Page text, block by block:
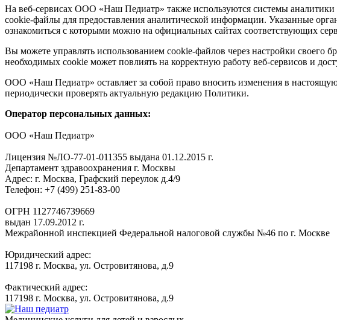
На веб-сервисах ООО «Наш Педиатр» также используются системы
cookie-файлы для предоставления аналитической информации. Указанные
ознакомиться с которыми можно на официальных сайтах соответствующих
Вы можете управлять использованием cookie-файлов через настройки своего
необходимых cookie может повлиять на корректную работу веб-сервисов и
ООО «Наш Педиатр» оставляет за собой право вносить изменения в
периодически проверять актуальную редакцию Политики.
Оператор персональных данных:
ООО «Наш Педиатр»
Лицензия №ЛО-77-01-011355 выдана 01.12.2015 г.
Департамент здравоохранения г. Москвы
Адрес: г. Москва, Графский переулок д.4/9
Телефон: +7 (499) 251-83-00
ОГРН 1127746739669
выдан 17.09.2012 г.
Межрайонной инспекцией Федеральной налоговой службы №46 по г. Москве
Юридический адрес:
117198 г. Москва, ул. Островитянова, д.9
Фактический адрес:
117198 г. Москва, ул. Островитянова, д.9